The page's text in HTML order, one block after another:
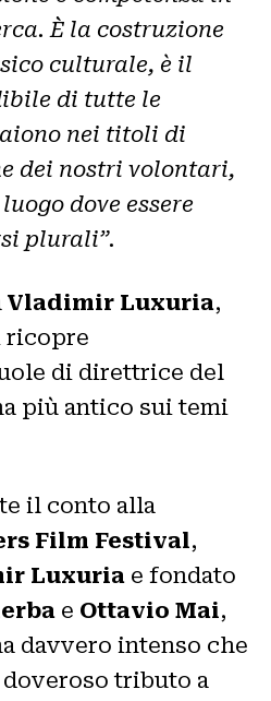
È la costruzione
culturale, è il
di tutte le
nei titoli di
dei nostri volontari,
dove essere
plurali”.
Vladimir Luxuria,
ricopre
di direttrice del
più antico sui temi
il conto alla
Film Festival,
Luxuria e fondato
e Ottavio Mai,
davvero intenso che
tributo a